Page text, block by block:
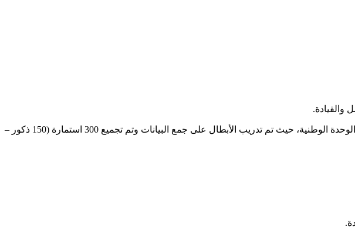
والقيادة.
حول المعرفة والمواقف والممارسات المتعلقة بالعنف القائم على النوع الاجتماعي في منطقة الوحدة الوطنية، حيث تم تدريب الأبطال على جمع البيانات وتم تجميع 300 استمارة (150 ذكور –